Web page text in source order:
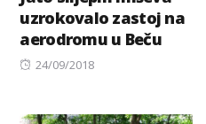
uzrokovalo zastoj na
aerodromu u Beču
Posted
24/09/2018